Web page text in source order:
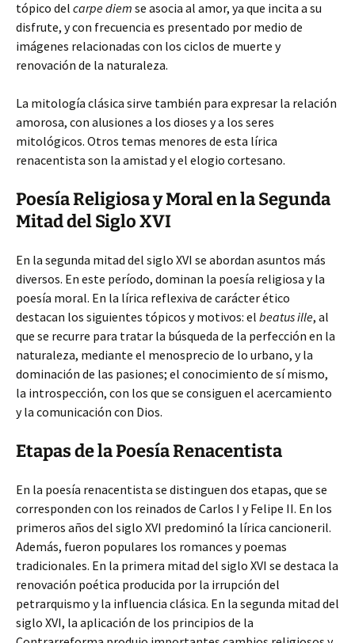
tópico del carpe diem se asocia al amor, ya que incita a su
disfrute, y con frecuencia es presentado por medio de
imágenes relacionadas con los ciclos de muerte y
renovación de la naturaleza.
La mitología clásica sirve también para expresar la relación
amorosa, con alusiones a los dioses y a los seres
mitológicos. Otros temas menores de esta lírica
renacentista son la amistad y el elogio cortesano.
Poesía Religiosa y Moral en la Segunda
Mitad del Siglo XVI
En la segunda mitad del siglo XVI se abordan asuntos más
diversos. En este período, dominan la poesía religiosa y la
poesía moral. En la lírica reflexiva de carácter ético
destacan los siguientes tópicos y motivos: el beatus ille, al
que se recurre para tratar la búsqueda de la perfección en la
naturaleza, mediante el menosprecio de lo urbano, y la
dominación de las pasiones; el conocimiento de sí mismo,
la introspección, con los que se consiguen el acercamiento
y la comunicación con Dios.
Etapas de la Poesía Renacentista
En la poesía renacentista se distinguen dos etapas, que se
corresponden con los reinados de Carlos I y Felipe II. En los
primeros años del siglo XVI predominó la lírica cancioneril.
Además, fueron populares los romances y poemas
tradicionales. En la primera mitad del siglo XVI se destaca la
renovación poética producida por la irrupción del
petrarquismo y la influencia clásica. En la segunda mitad del
siglo XVI, la aplicación de los principios de la